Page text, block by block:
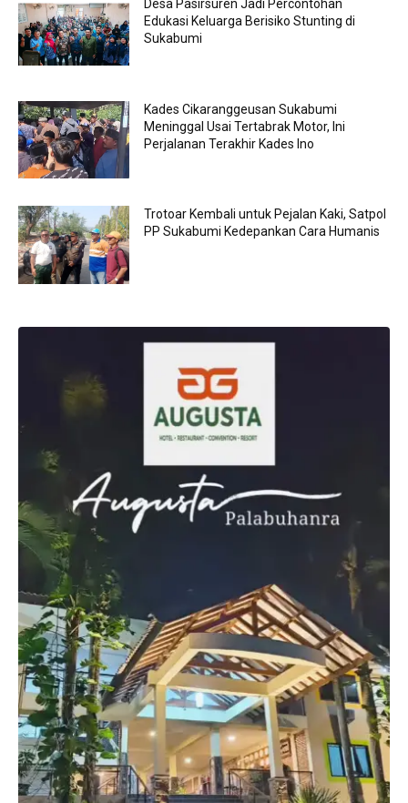
Desa Pasirsuren Jadi Percontohan
Edukasi Keluarga Berisiko Stunting di
Sukabumi
Kades Cikaranggeusan Sukabumi
Meninggal Usai Tertabrak Motor, Ini
Perjalanan Terakhir Kades Ino
Trotoar Kembali untuk Pejalan Kaki, Satpol
PP Sukabumi Kedepankan Cara Humanis